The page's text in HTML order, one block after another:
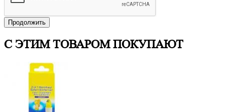
Продолжить
С ЭТИМ ТОВАРОМ ПОКУПАЮТ